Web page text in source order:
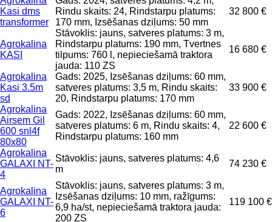
Kasi dms
transformer
Rindu skaits: 24, Rindstarpu platums:
170 mm, Izsēšanas dziļums: 50 mm
32 800 €
Agrokalina
KASI
Stāvoklis: jauns, satveres platums: 3 m,
Rindstarpu platums: 190 mm, Tvertnes
tilpums: 760 l, nepieciešamā traktora
jauda: 110 ZS
16 680 €
Agrokalina
Kasi 3.5m
sd
Gads: 2025, Izsēšanas dziļums: 60 mm,
satveres platums: 3,5 m, Rindu skaits:
20, Rindstarpu platums: 170 mm
33 900 €
Agrokalina
Airsem Gil
600 snl4f
80x80
Gads: 2022, Izsēšanas dziļums: 60 mm,
satveres platums: 6 m, Rindu skaits: 4,
Rindstarpu platums: 160 mm
22 600 €
Agrokalina
GALAXI NT-
4
Stāvoklis: jauns, satveres platums: 4,6
m
74 230 €
Agrokalina
GALAXI NT-
6
Stāvoklis: jauns, satveres platums: 3 m,
Izsēšanas dziļums: 10 mm, ražīgums:
6,9 ha/st, nepieciešamā traktora jauda:
200 ZS
119 100 €